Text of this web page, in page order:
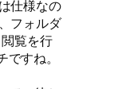
仕様なの
フォルダ
覧を行
すね。